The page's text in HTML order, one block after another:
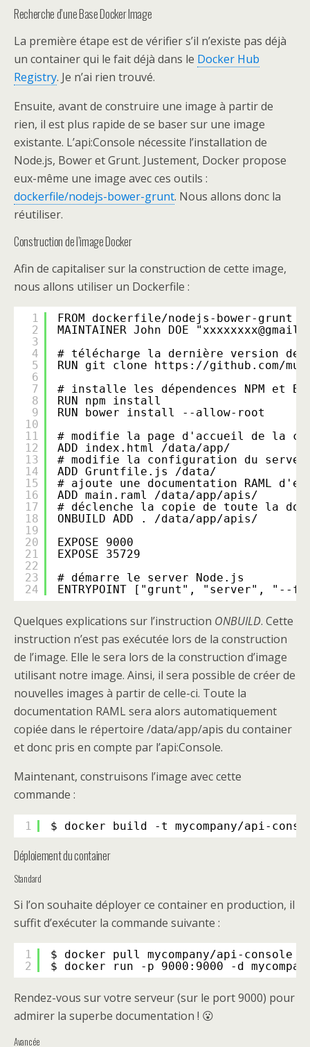
Recherche d’une Base Docker Image
La première étape est de vérifier s’il n’existe pas déjà
un container qui le fait déjà dans le Docker Hub
Registry. Je n’ai rien trouvé.
Ensuite, avant de construire une image à partir de
rien, il est plus rapide de se baser sur une image
existante. L’api:Console nécessite l’installation de
Node.js, Bower et Grunt. Justement, Docker propose
eux-même une image avec ces outils :
dockerfile/nodejs-bower-grunt. Nous allons donc la
réutiliser.
Construction de l’image Docker
Afin de capitaliser sur la construction de cette image,
nous allons utiliser un Dockerfile :
1
2
3
4
5
6
7
8
9
10
11
12
13
14
15
16
17
18
19
20
21
22
23
24
FROM dockerfile/nodejs-bower-grunt
MAINTAINER John DOE
# télécharge la dernière version de
RUN git clone
https://github.com/
# installe les dépendences NPM et
RUN npm install
RUN bower install --allow-root
# modifie la page d'accueil de la
ADD index.html /data/app/
# modifie la configuration du
ADD Gruntfile.js /data/
# ajoute une documentation RAML
ADD main.raml /data/app/apis/
# déclenche la copie de toute la
ONBUILD ADD . /data/app/apis/
EXPOSE 9000
EXPOSE 35729
# démarre le server Node.js
ENTRYPOINT ["grunt", "server", "--
Quelques explications sur l’instruction ONBUILD. Cette
instruction n’est pas exécutée lors de la construction
de l’image. Elle le sera lors de la construction d’image
utilisant notre image. Ainsi, il sera possible de créer de
nouvelles images à partir de celle-ci. Toute la
documentation RAML sera alors automatiquement
copiée dans le répertoire /data/app/apis du container
et donc pris en compte par l’api:Console.
Maintenant, construisons l’image avec cette
commande :
1 $ docker build -t mycompany/api-
Déploiement du container
Standard
Si l’on souhaite déployer ce container en production, il
suffit d’exécuter la commande suivante :
1
2
$ docker pull mycompany/api-console
$ docker run -p 9000:9000 -d
Rendez-vous sur votre serveur (sur le port 9000) pour
admirer la superbe documentation ! 😮
Avancée